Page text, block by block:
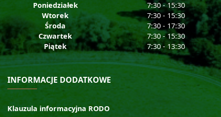
Poniedziałek
7:30 - 15:30
Wtorek
7:30 - 15:30
Środa
7:30 - 17:30
Czwartek
7:30 - 15:30
Piątek
7:30 - 13:30
INFORMACJE DODATKOWE
Klauzula informacyjna RODO